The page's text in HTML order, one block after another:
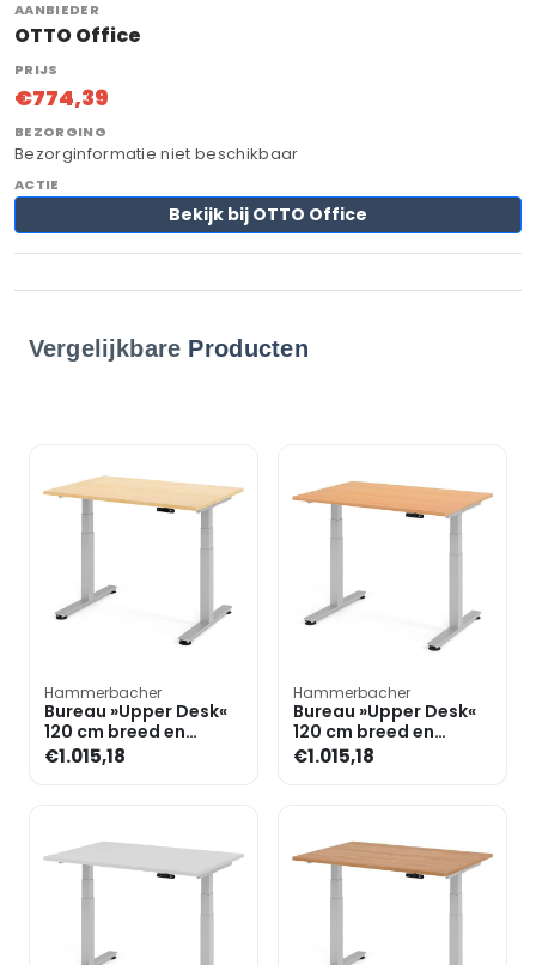
OTTO Office
€774,39
Bezorginformatie niet beschikbaar
Bekijk bij OTTO Office
Vergelijkbare Producten
Hammerbacher
Bureau »Upper Desk«
120 cm breed en
elektrisch in hoogte
verstelbaar tot 128,5 c
€1.015,18
Hammerbacher
Bureau »Upper Desk«
120 cm breed en
elektrisch in hoogte
verstelbaar tot 128,5 c
€1.015,18